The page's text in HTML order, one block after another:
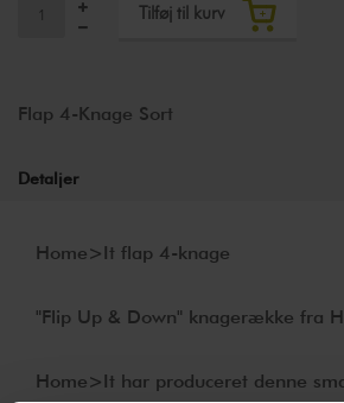
Tilføj til kurv
Flap 4-Knage Sort
Detaljer
Home>It flap 4-knage
"Flip Up & Down" knagerække fra
Home>It har produceret denne